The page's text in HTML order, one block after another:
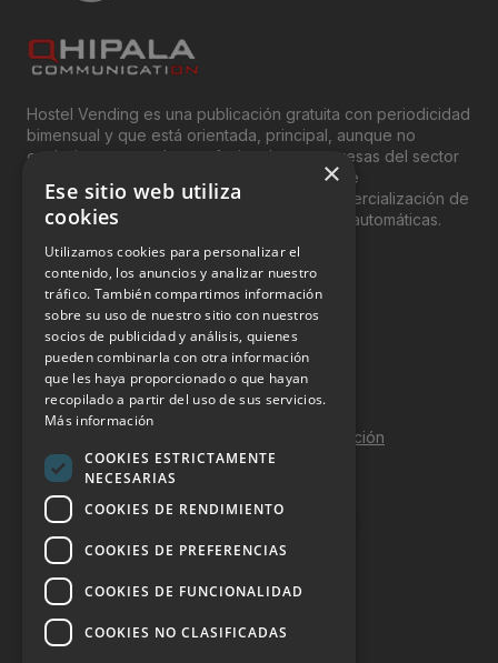
Hostel Vending es una publicación gratuita con periodicidad
bimensual y que está orientada, principal, aunque no
exclusivamente, a los profesionales y empresas del sector
del “Vending”; nombre con el que se conoce
genéricamente entre profesionales a la comercialización de
productos y servicios a través de máquinas automáticas.
INFORMACIÓN LEGAL
Aviso Legal
Política de Privacidad
Política de Cookies
Política de calidad y seguridad de la información
Contacto
DOSSIER Y CONTRATACIÓN
Dossier 2026 (ES)
×
Ese sitio web utiliza
cookies
Utilizamos cookies para personalizar el
contenido, los anuncios y analizar nuestro
tráfico. También compartimos información
sobre su uso de nuestro sitio con nuestros
socios de publicidad y análisis, quienes
pueden combinarla con otra información
que les haya proporcionado o que hayan
recopilado a partir del uso de sus servicios.
Más información
COOKIES ESTRICTAMENTE
NECESARIAS
COOKIES DE RENDIMIENTO
COOKIES DE PREFERENCIAS
COOKIES DE FUNCIONALIDAD
COOKIES NO CLASIFICADAS